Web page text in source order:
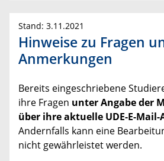
Stand: 3.11.2021
Hinweise zu Fragen
Anmerkungen
Bereits eingeschriebene
ihre Fragen unter Angabe der
über ihre aktuelle UDE-E-Mail-
Andernfalls kann eine
nicht gewährleistet werden.